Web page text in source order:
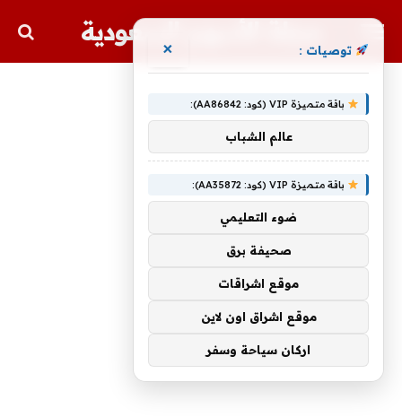
مجلة الأسهم السعودية
توصيات : ×
باقة متميزة VIP (كود: AA86842):
عالم الشباب
باقة متميزة VIP (كود: AA35872):
ضوء التعليمي
صحيفة برق
موقع اشراقات
موقع اشراق اون لاين
اركان سياحة وسفر